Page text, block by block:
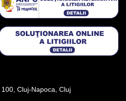
Cluj-Napoca, Cluj